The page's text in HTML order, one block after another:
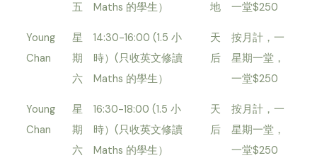
五
Maths 的學生）
地
一堂$250
Young
Chan
星
期
六
14:30-16:00 (1.5 小
時）(只收英文修讀
Maths 的學生）
天
后
按月計，一
星期一堂，
一堂$250
Young
Chan
星
期
六
16:30-18:00 (1.5 小
時）(只收英文修讀
Maths 的學生）
天
后
按月計，一
星期一堂，
一堂$250